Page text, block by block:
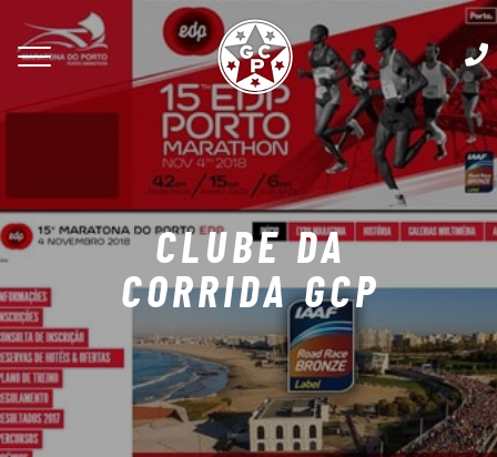
CLUBE DA
CORRIDA GCP